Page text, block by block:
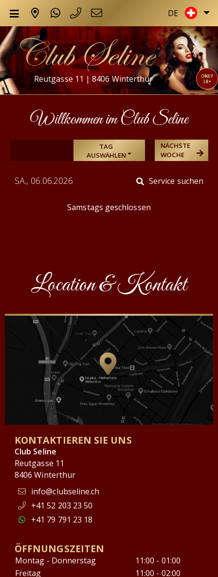
DE
Reutgasse 11 | 8406 Winterthur
Willkommen im Club Seline
TAG
AUSWÄHLEN
NÄCHSTE
WOCHE
SA., 06.06.2026 Service suchen
Samstags geschlossen
Location & Kontakt
KONTAKTIEREN SIE UNS
Club Seline
Reutgasse 11
8406 Winterthur
info@clubseline.ch
+41 52 203 23 50
+41 79 791 23 18
ÖFFNUNGSZEITEN
Montag - Donnerstag
11:00 - 01:00
Freitag
11:00 - 02:00